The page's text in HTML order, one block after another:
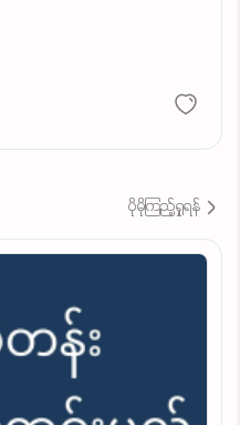
ပိုမိုကြည့်ရှုရန်